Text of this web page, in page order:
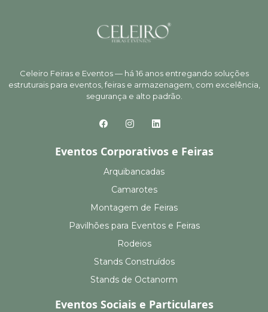
Celeiro Feiras e Eventos — há 16 anos entregando soluções
estruturais para eventos, feiras e armazenagem, com excelência,
segurança e alto padrão.
Eventos Corporativos e Feiras
Arquibancadas
Camarotes
Montagem de Feiras
Pavilhões para Eventos e Feiras
Rodeios
Stands Construídos
Stands de Octanorm
Eventos Sociais e Particulares